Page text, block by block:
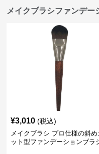
メイクブラシファンデー
¥3,010 (税込)
メイクブラシ プロ仕様の斜め
ット型ファンデーションブラ